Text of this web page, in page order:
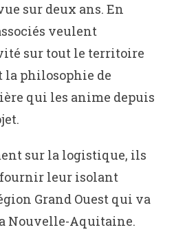
sur deux ans. En
veulent
sur tout le territoire
la philosophie de
qui les anime depuis
sur la logistique, ils
fournir leur isolant
Grand Ouest qui va
Nouvelle-Aquitaine.